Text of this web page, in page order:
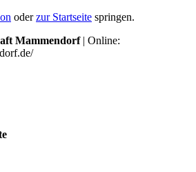
oderzur Startseite springen.
Mammendorf| Online: